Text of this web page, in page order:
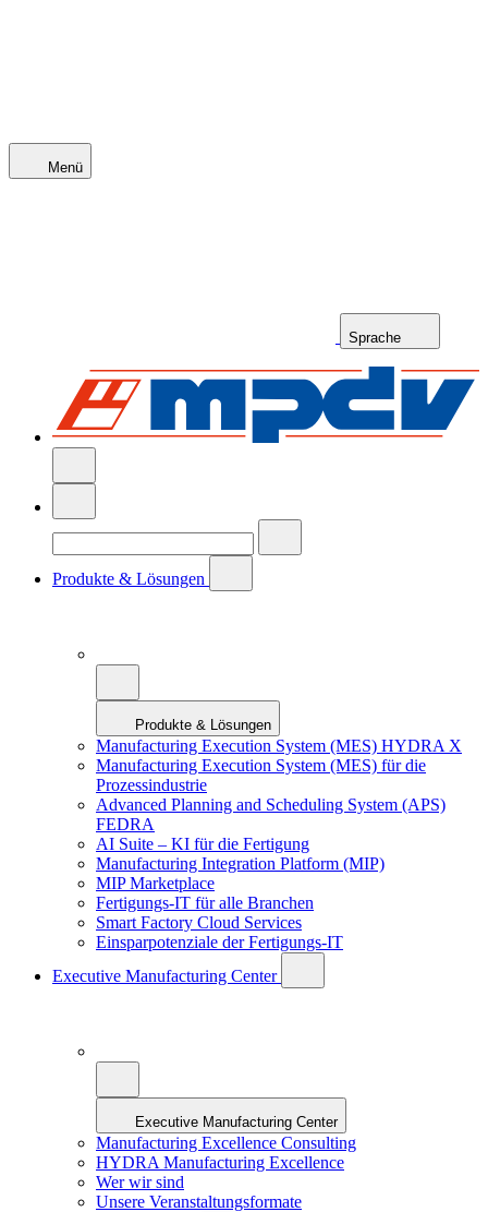
Menü
Sprache
Produkte & Lösungen
Produkte & Lösungen
Manufacturing Execution System (MES) HYDRA X
Manufacturing Execution System (MES) für die
Prozessindustrie
Advanced Planning and Scheduling System (APS)
FEDRA
AI Suite – KI für die Fertigung
Manufacturing Integration Platform (MIP)
MIP Marketplace
Fertigungs-IT für alle Branchen
Smart Factory Cloud Services
Einsparpotenziale der Fertigungs-IT
Executive Manufacturing Center
Executive Manufacturing Center
Manufacturing Excellence Consulting
HYDRA Manufacturing Excellence
Wer wir sind
Unsere Veranstaltungsformate